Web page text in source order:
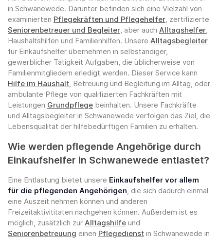
in Schwanewede. Darunter befinden sich eine Vielzahl von
examinierten Pflegekräften und Pflegehelfer, zertifizierte
Seniorenbetreuer und Begleiter, aber auch Alltagshelfer,
Haushaltshilfen und Familienhilfen. Unsere Alltagsbegleiter
für Einkaufshelfer übernehmen in selbständiger,
gewerblicher Tätigkeit Aufgaben, die üblicherweise von
Familienmitgliedern erledigt werden. Dieser Service kann
Hilfe im Haushalt, Betreuung und Begleitung im Alltag, oder
ambulante Pflege von qualifizierten Fachkräften mit
Leistungen Grundpflege beinhalten. Unsere Fachkräfte
und Alltagsbegleiter in Schwanewede verfolgen das Ziel, die
Lebensqualität der hilfebedürftigen Familien zu erhalten.
Wie werden pflegende Angehörige durch
Einkaufshelfer in Schwanewede entlastet?
Eine Entlastung bietet unsere Einkaufshelfer vor allem
für die pflegenden Angehörigen, die sich dadurch einmal
eine Auszeit nehmen können und anderen
Freizeitaktivititaten nachgehen können. Außerdem ist es
möglich, zusätzlich zur Alltagshilfe und
Seniorenbetreuung einen Pflegedienst in Schwanewede in